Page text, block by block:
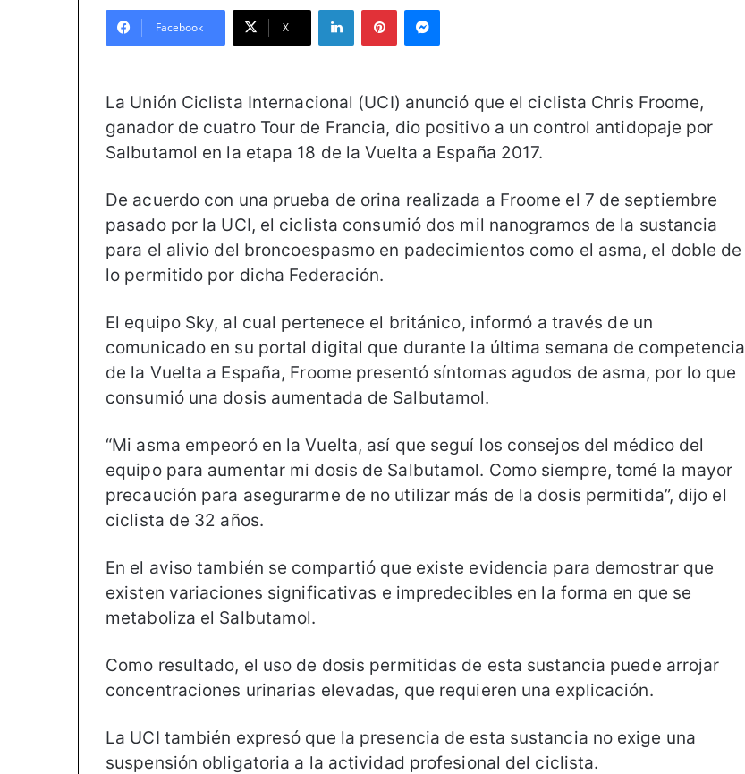
l
o
n
X
d
e
m
a
Facebook X
La Unión Ciclista Internacional (UCI) anunció que el ciclista Chris Froome,
ganador de cuatro Tour de Francia, dio positivo a un control antidopaje por
Salbutamol en la etapa 18 de la Vuelta a España 2017.
De acuerdo con una prueba de orina realizada a Froome el 7 de septiembre
pasado por la UCI, el ciclista consumió dos mil nanogramos de la sustancia
para el alivio del broncoespasmo en padecimientos como el asma, el doble de
lo permitido por dicha Federación.
El equipo Sky, al cual pertenece el británico, informó a través de un
comunicado en su portal digital que durante la última semana de competencia
de la Vuelta a España, Froome presentó síntomas agudos de asma, por lo que
consumió una dosis aumentada de Salbutamol.
“Mi asma empeoró en la Vuelta, así que seguí los consejos del médico del
equipo para aumentar mi dosis de Salbutamol. Como siempre, tomé la mayor
precaución para asegurarme de no utilizar más de la dosis permitida”, dijo el
ciclista de 32 años.
En el aviso también se compartió que existe evidencia para demostrar que
existen variaciones significativas e impredecibles en la forma en que se
metaboliza el Salbutamol.
Como resultado, el uso de dosis permitidas de esta sustancia puede arrojar
concentraciones urinarias elevadas, que requieren una explicación.
La UCI también expresó que la presencia de esta sustancia no exige una
suspensión obligatoria a la actividad profesional del ciclista.